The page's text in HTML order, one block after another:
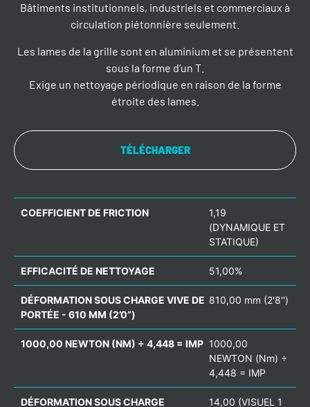
Bâtiments institutionnels, industriels et commerciaux à
circulation piétonnière seulement.
Les lames de la grille sont en aluminium et se présentent
sous la forme d’un T.
Exige un nettoyage périodique en raison de la forme
étroite des lames.
TÉLÉCHARGER
COEFFICIENT DE FRICTION
1,19
(DYNAMIQUE ET
STATIQUE)
EFFICACITÉ DE NETTOYAGE 51,00%
DÉFORMATION SOUS CHARGE VIVE DE
PORTÉE - 610 MM (2’0”)
810,00 mm (2'8'')
1000,00 NEWTON (NM) ÷ 4,448 = IMP 1000,00
NEWTON (Nm) ÷
4,448 = IMP
DÉFORMATION SOUS CHARGE
14,00 (VISUEL 1